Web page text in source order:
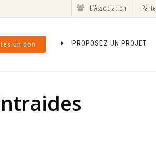
L’Association
un don PROPOSEZ UN PROJET